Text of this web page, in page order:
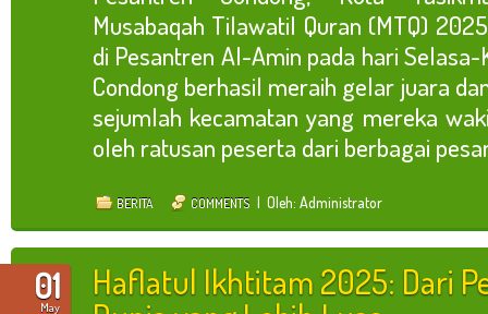
Musabaqah Tilawatil Quran (MTQ)
di Pesantren Al-Amin pada hari Selasa-
Condong berhasil meraih gelar juara
sejumlah kecamatan yang mereka
oleh ratusan peserta dari berbagai
BERITA COMMENTS | Oleh: Administrator
01
May
Haflatul Ikhtitam 2025: Dari